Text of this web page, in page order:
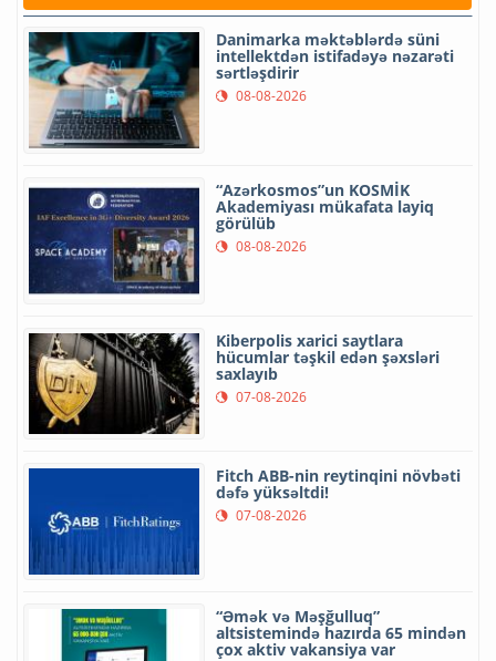
Danimarka məktəblərdə süni
intellektdən istifadəyə nəzarəti
sərtləşdirir
08-08-2026
“Azərkosmos”un KOSMİK
Akademiyası mükafata layiq
görülüb
08-08-2026
Kiberpolis xarici saytlara
hücumlar təşkil edən şəxsləri
saxlayıb
07-08-2026
Fitch ABB-nin reytinqini növbəti
dəfə yüksəltdi!
07-08-2026
“Əmək və Məşğulluq”
altsistemində hazırda 65 mindən
çox aktiv vakansiya var